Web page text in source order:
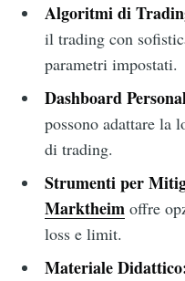
Algoritmi di
il trading con
parametri impostati.
Dashboard
possono adattare la
di trading.
Strumenti per
Marktheimoffre
loss e limit.
Materiale